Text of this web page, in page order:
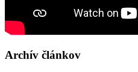
Archív článkov